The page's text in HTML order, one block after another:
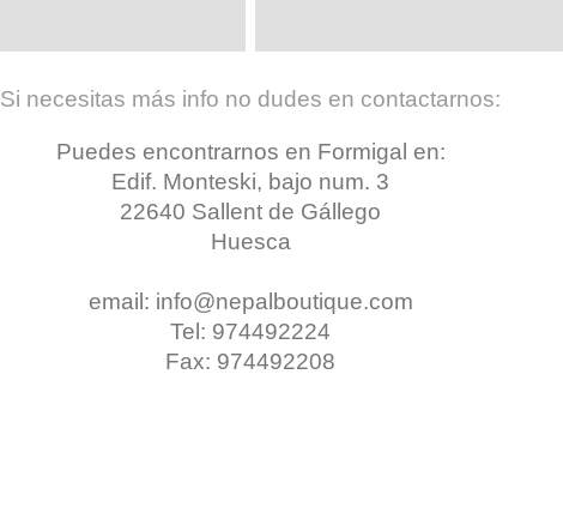
Si necesitas más info no dudes en contactarnos:
Puedes encontrarnos en Formigal en:
Edif. Monteski, bajo num. 3
22640 Sallent de Gállego
Huesca
email: info@nepalboutique.com
Tel: 974492224
Fax: 974492208